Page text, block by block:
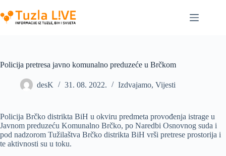
to
content
Policija pretresa javno komunalno preduzeće u Brčkom
desK 31. 08. 2022. Izdvajamo, Vijesti
Policija Brčko distrikta BiH u okviru predmeta provođenja istrage u
Javnom preduzeću Komunalno Brčko, po Naredbi Osnovnog suda i
pod nadzorom Tužilaštva Brčko distrikta BiH vrši pretrese prostorija i
te aktivnosti su u toku.